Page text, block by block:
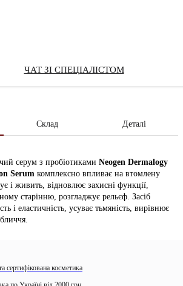
ЧАТ ЗІ СПЕЦІАЛІСТОМ
Склад Деталі
серум з пробіотиками Neogen Dermalogy
Serum комплексно впливає на втомлену
і живить, відновлює захисні функції,
старінню, розгладжує рельєф. Засіб
і еластичність, усуває тьмяність, вирівнює
зволожує, зміцнює і відновлює волокна
шкірі здоровий колір і природне сяйво.
функції, покращує мікробіом шкіри,
сертифікована косметика